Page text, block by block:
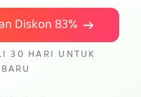
Diskon83%
30 HARI UNTUK